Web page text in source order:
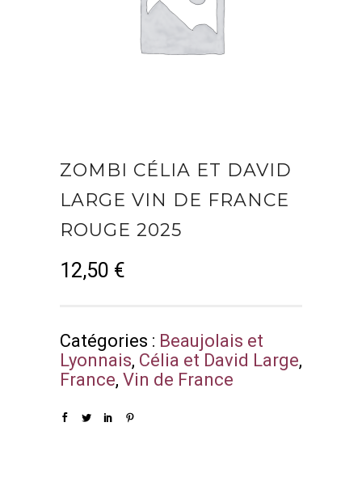
ZOMBI CÉLIA ET DAVID
LARGE VIN DE FRANCE
ROUGE 2025
12,50 €
Catégories : Beaujolais et
Lyonnais, Célia et David Large,
France, Vin de France